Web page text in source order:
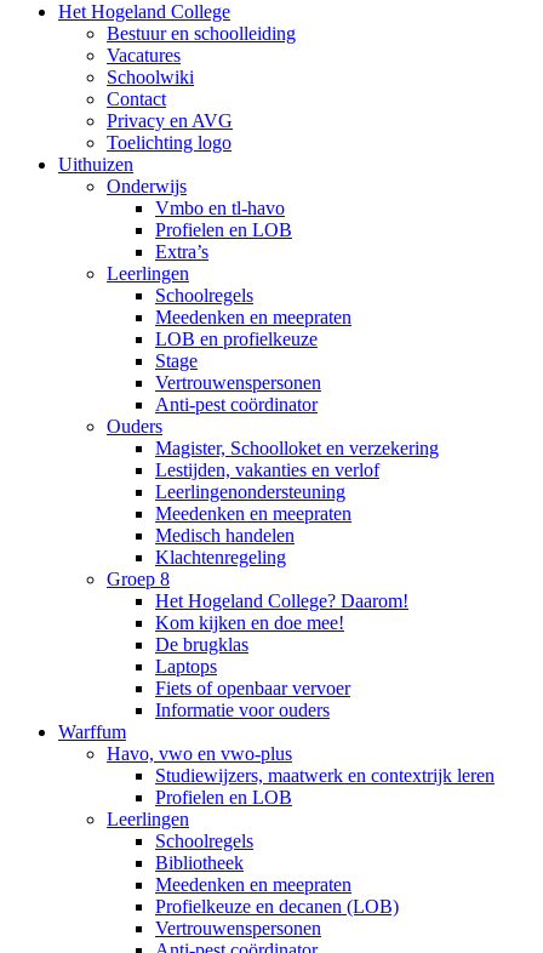
Het Hogeland College
Bestuur en schoolleiding
Vacatures
Schoolwiki
Contact
Privacy en AVG
Toelichting logo
Uithuizen
Onderwijs
Vmbo en tl-havo
Profielen en LOB
Extra’s
Leerlingen
Schoolregels
Meedenken en meepraten
LOB en profielkeuze
Stage
Vertrouwenspersonen
Anti-pest coördinator
Ouders
Magister, Schoolloket en verzekering
Lestijden, vakanties en verlof
Leerlingenondersteuning
Meedenken en meepraten
Medisch handelen
Klachtenregeling
Groep 8
Het Hogeland College? Daarom!
Kom kijken en doe mee!
De brugklas
Laptops
Fiets of openbaar vervoer
Informatie voor ouders
Warffum
Havo, vwo en vwo-plus
Studiewijzers, maatwerk en contextrijk leren
Profielen en LOB
Leerlingen
Schoolregels
Bibliotheek
Meedenken en meepraten
Profielkeuze en decanen (LOB)
Vertrouwenspersonen